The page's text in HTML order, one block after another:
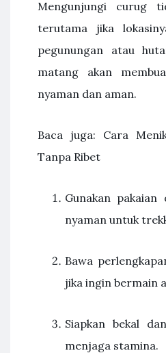
Mengunjungi curug
terutama jika
pegunungan atau
matang akan
nyaman dan aman.
Baca juga: Cara
Tanpa Ribet
Gunakan
nyaman untuk
Bawa
jika ingin bermain
Siapkan bekal
menjaga stamina.